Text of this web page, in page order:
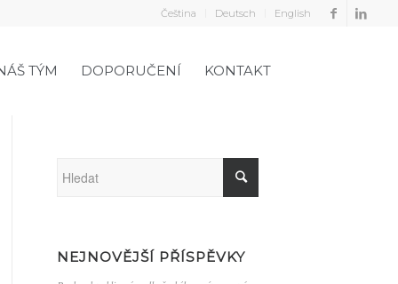
Čeština Deutsch English
TÝM DOPORUČENÍ KONTAKT
NEJNOVĚJŠÍ PŘÍSPĚVKY